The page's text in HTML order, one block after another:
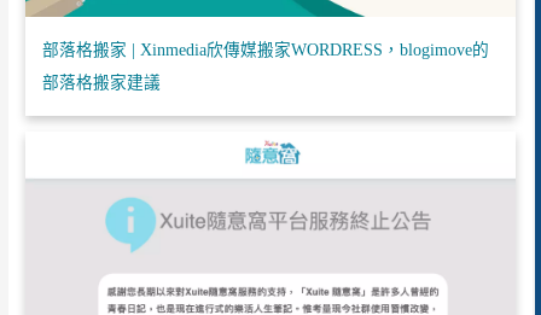
部落格搬家 | Xinmedia欣傳媒搬家WORDRESS，blogimove的
部落格搬家建議